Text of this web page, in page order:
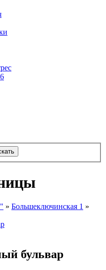
» Большеключинская 1 »
бульвар